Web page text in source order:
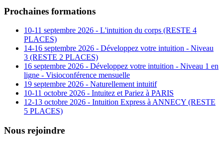
Prochaines formations
10-11 septembre 2026 - L'intuition du corps (RESTE 4
PLACES)
14-16 septembre 2026 - Développez votre intuition - Niveau
3 (RESTE 2 PLACES)
16 septembre 2026 - Développez votre intuition - Niveau 1 en
ligne - Visioconférence mensuelle
19 septembre 2026 - Naturellement intuitif
10-11 octobre 2026 - Intuitez et Pariez à PARIS
12-13 octobre 2026 - Intuition Express à ANNECY (RESTE
5 PLACES)
Nous rejoindre